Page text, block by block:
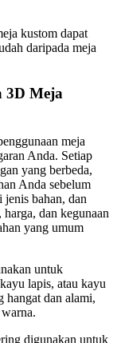
kustom dapat
daripada meja
3D Meja
meja
Anda. Setiap
yang berbeda,
Anda sebelum
jenis bahan, dan
dan kegunaan
yang umum
untuk
lapis, atau kayu
hangat dan alami,
digunakan untuk